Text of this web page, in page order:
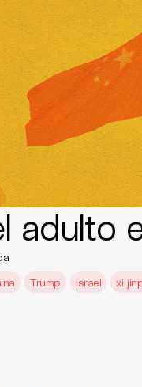
adulto
Trump israel xi